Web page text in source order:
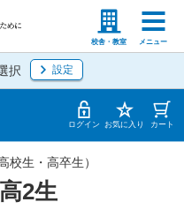
校舎・教室 メニュー
高等学校の先生
択 設定
ログイン お気に入り カート
2生
校生・高卒生）